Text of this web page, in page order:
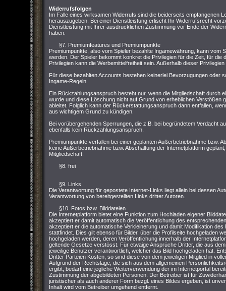
Widerrufsfolgen
Im Falle eines wirksamen Widerrufs sind die beiderseits empfangenen
herauszugeben. Bei einer Dienstleistung erlischt Ihr Widerrufsrecht
Dienstleistung mit Ihrer ausdrücklichen Zustimmung vor Ende der
haben.
§7. Premiumfeatures und Premiumpunkte
Premiumpunkte, also vom Spieler bezahlte Ingamewährung, kann
werden. Der Spieler bekommt konkret die Privilegien für die Zeit, für die
Privilegien kann die Werbemittelfreiheit sein. Außerhalb dieser
Für diese bezahlten Accounts bestehen keinerlei Bevorzugungen oder
Ingame-Regeln.
Ein Rückzahlungsanspruch besteht nur, wenn die Mitgliedschaft durch
wurde und diese Löschung nicht auf Grund von erheblichen Verstößen
ableitet. Folglich kann der Rückerstattungsanspruch dann entfallen,
aus wichtigem Grund zu kündigen.
Bei vorübergehenden Sperrungen, die z.B. bei begründetem Verdacht
ebenfalls kein Rückzahlungsanspruch.
Premiumpunkte verfallen bei einer geplanten Außerbetriebnahme bzw.
keine Außerbetriebnahme bzw. Abschaltung der Internetplatform
Mitgliedschaft.
§8. frei
§9. Links
Die Verantwortung für gepostete Internet-Links liegt allein bei dessen
Verantwortung von bereitgestellten Links dritter Autoren.
§10. Fotos bzw. Bilddateien
Die Internetplatform bietet eine Funktion zum Hochladen eigener
akzeptiert er damit automatisch die Veröffentlichung des
akzeptiert er die automatische Verkleinerung und damit Modifikation
stattfindet. Dies gilt ebenso für Bilder, über die Profilseite hochgeladen
hochgeladen werden, deren Veröffentlichung innerhalb der
geltende Gesetze verstösst. Für etwaige Ansprüche Dritter, die aus
jeweilige Benutzer verantwortlich, welcher das Bild hochgeladen hat.
Dritter Parteien Kosten, so sind diese von dem jeweiligen Mitglied in
Aufgrund der Rechtslage, die sich aus dem allgemeinen
ergibt, bedarf eine jegliche Weiterverwendung der im Internetportal
Zustimmung der abgebildeten Personen. Der Betreiber ist für
juristischer als auch anderer Form bezgl. eines Bildes ergeben, ist
Inhalt wird vom Betreiber umgehend entfernt.